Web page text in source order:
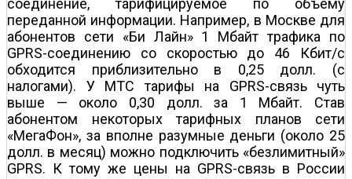
соединение, тарифицируемое по объему
переданной информации. Например, в Москве для
абонентов сети «Би Лайн» 1 Мбайт трафика по
GPRS-соединению со скоростью до 46 Кбит/с
обходится приблизительно в 0,25 долл. (с
налогами). У МТС тарифы на GPRS-связь чуть
выше — около 0,30 долл. за 1 Мбайт. Став
абонентом некоторых тарифных планов сети
«МегаФон», за вполне разумные деньги (около 25
долл. в месяц) можно подключить «безлимитный»
GPRS. К тому же цены на GPRS-связь в России